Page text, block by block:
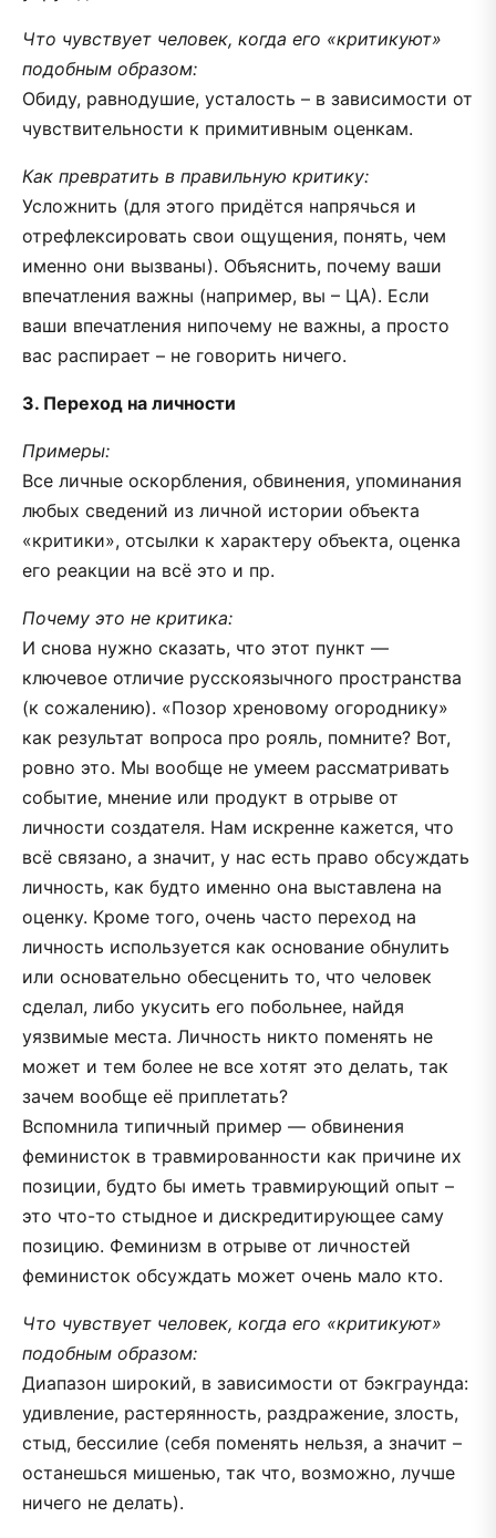
Что чувствует человек, когда его «критикуют»
подобным образом:
Обиду, равнодушие, усталость – в зависимости от
чувствительности к примитивным оценкам.
Как превратить в правильную критику:
Усложнить (для этого придётся напрячься и
отрефлексировать свои ощущения, понять, чем
именно они вызваны). Объяснить, почему ваши
впечатления важны (например, вы – ЦА). Если
ваши впечатления нипочему не важны, а просто
вас распирает – не говорить ничего.
3. Переход на личности
Примеры:
Все личные оскорбления, обвинения, упоминания
любых сведений из личной истории объекта
«критики», отсылки к характеру объекта, оценка
его реакции на всё это и пр.
Почему это не критика:
И снова нужно сказать, что этот пункт —
ключевое отличие русскоязычного пространства
(к сожалению). «Позор хреновому огороднику»
как результат вопроса про рояль, помните? Вот,
ровно это. Мы вообще не умеем рассматривать
событие, мнение или продукт в отрыве от
личности создателя. Нам искренне кажется, что
всё связано, а значит, у нас есть право обсуждать
личность, как будто именно она выставлена на
оценку. Кроме того, очень часто переход на
личность используется как основание обнулить
или основательно обесценить то, что человек
сделал, либо укусить его побольнее, найдя
уязвимые места. Личность никто поменять не
может и тем более не все хотят это делать, так
зачем вообще её приплетать?
Вспомнила типичный пример — обвинения
феминисток в травмированности как причине их
позиции, будто бы иметь травмирующий опыт –
это что-то стыдное и дискредитирующее саму
позицию. Феминизм в отрыве от личностей
феминисток обсуждать может очень мало кто.
Что чувствует человек, когда его «критикуют»
подобным образом:
Диапазон широкий, в зависимости от бэкграунда:
удивление, растерянность, раздражение, злость,
стыд, бессилие (себя поменять нельзя, а значит –
останешься мишенью, так что, возможно, лучше
ничего не делать).